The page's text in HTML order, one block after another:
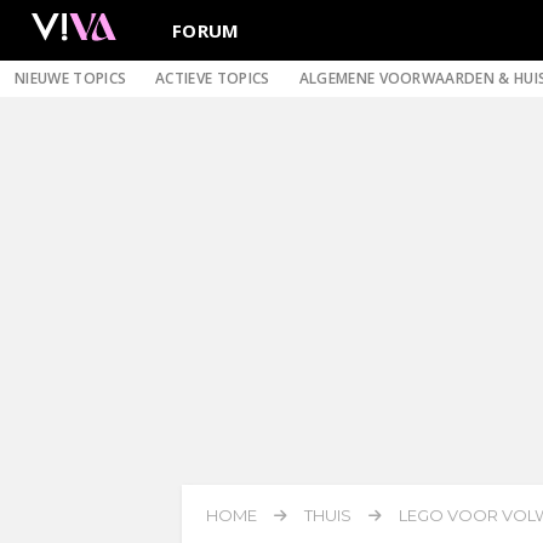
FORUM
NIEUWE TOPICS ACTIEVE TOPICS ALGEMENE VOORWAARDEN &
HOME THUIS LEGO VOOR